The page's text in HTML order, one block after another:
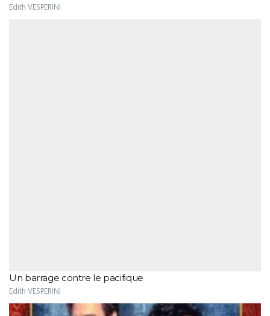
Edith VESPERINI
Un barrage contre le pacifique
Edith VESPERINI